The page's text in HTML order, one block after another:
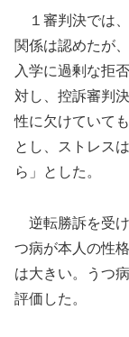
１審判決では
関係は認めたが
入学に過剰な拒
対し、控訴審判
性に欠けていて
とし、ストレス
ら」とした。
逆転勝訴を受け
つ病が本人の性
は大きい。うつ
評価した。